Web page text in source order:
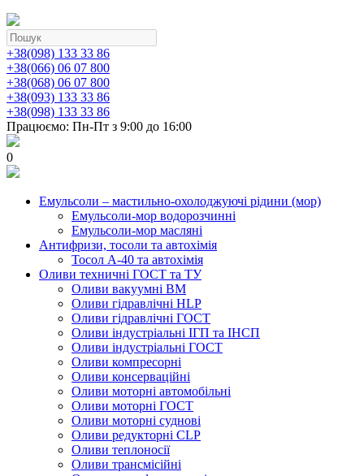
+38(098) 133 33 86
+38(066) 06 07 800
+38(068) 06 07 800
+38(093) 133 33 86
+38(098) 133 33 86
Працюємо: Пн-Пт з 9:00 до 16:00
0
Емульсоли – мастильно-охолоджуючі рідини (мор)
Емульсоли-мор водорозчинні
Емульсоли-мор масляні
Антифризи, тосоли та автохімія
Тосол А-40 та автохімія
Оливи техничні ГОСТ та ТУ
Оливи вакуумні ВМ
Оливи гідравлічні HLP
Оливи гідравлічні ГОСТ
Оливи індустріальні ІГП та ІНСП
Оливи індустріальні ГОСТ
Оливи компресорні
Оливи консерваційні
Оливи моторні автомобільні
Оливи моторні ГОСТ
Оливи моторні суднові
Оливи редукторні CLP
Оливи теплоносії
Оливи трансмісійні